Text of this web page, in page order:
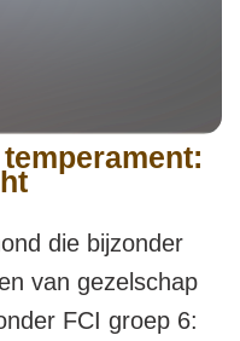
die bijzonder
van gezelschap
FCI groep 6: